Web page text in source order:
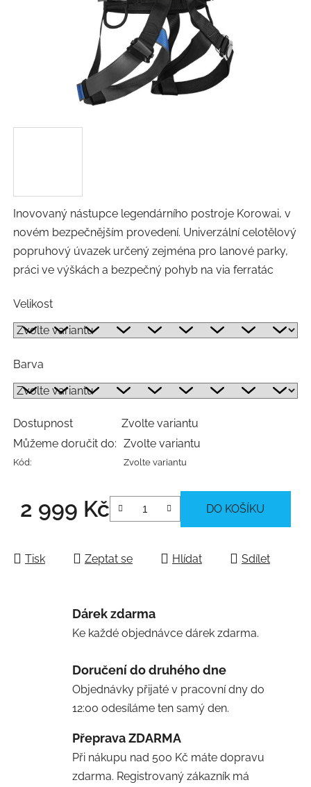
Inovovaný nástupce legendárního postroje Korowai, v
novém bezpečnějším provedení. Univerzální celotělový
popruhový úvazek určený zejména pro lanové parky,
práci ve výškách a bezpečný pohyb na via ferratác
Velikost
Barva
Dostupnost
Zvolte variantu
Můžeme doručit do: Zvolte variantu
Kód: Zvolte variantu
2 999 Kč DO KOŠÍKU
Tisk Zeptat se Hlídat Sdílet
Dárek zdarma
Ke každé objednávce dárek zdarma.
Doručení do druhého dne
Objednávky přijaté v pracovní dny do
12:00 odesíláme ten samý den.
Přeprava ZDARMA
Při nákupu nad 500 Kč máte dopravu
zdarma. Registrovaný zákazník má